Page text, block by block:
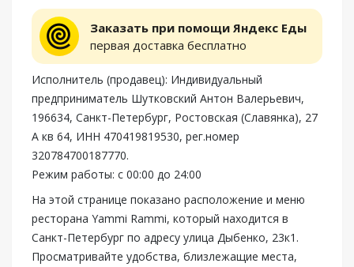
Заказать при помощи Яндекс Еды
первая доставка бесплатно
Исполнитель (продавец): Индивидуальный
предприниматель Шутковский Антон Валерьевич,
196634, Санкт-Петербург, Ростовская (Славянка), 27
А кв 64, ИНН 470419819530, рег.номер
320784700187770.
Режим работы: с 00:00 до 24:00
На этой странице показано расположение и меню
ресторана Yammi Rammi, который находится в
Санкт-Петербург по адресу улица Дыбенко, 23к1.
Просматривайте удобства, близлежащие места,